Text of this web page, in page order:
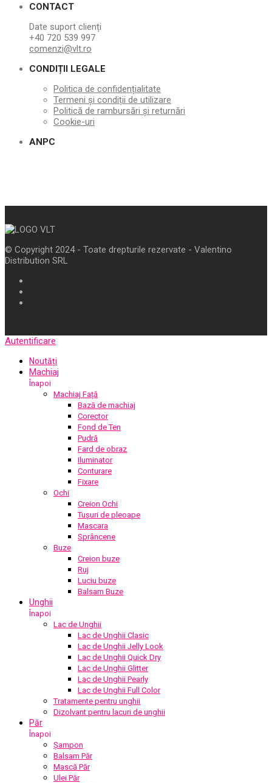
CONTACT
Date suport clienți
+40 720 539 997
comenzi@vlt.ro
CONDIȚII LEGALE
Politica de confidențialitate
Termeni și condiții de utilizare
Politică de rambursări și returnări
Cookie-uri
ANPC
© Copyright 2024 - Toate drepturile rezervate - Valentino
Distribution SRL
Autentificare
Noutăți
Machiaj
Înapoi
Machiaj Față
Bază de machiaj
Corector
Fond de Ten
Pudră
Fard de obraz
Iluminator
Conturare
Fixare
Ochi
Creion Ochi
Tușuri de pleoape
Mascara
Sprâncene
Buze
Creion buze
Ruj
Luciu buze
Balsam Buze
Unghii
Înapoi
Lac de Unghii
Lac de Unghii Clasic
Lac de Unghii Jelly Look
Lac de Unghii Quick Dry
Lac de Unghii Glitter
Lac de Unghii Pearly
Lac de Unghii Full Color
Tratamente pentru unghii
Dizolvant pentru lacuri de unghii
Păr
Înapoi
Șampon
Balsam Păr
Mască Păr
Ulei Păr